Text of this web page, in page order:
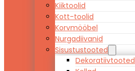
Kiiktoolid
Kott-toolid
Korvmööbel
Nurgadiivanid
Sisustustooted
Dekoratiivtooted